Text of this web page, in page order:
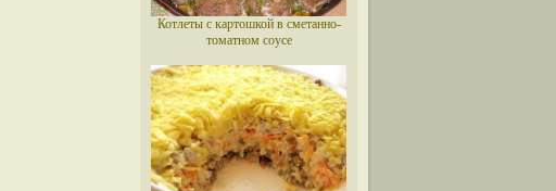
Котлеты с картошкой в сметанно-
томатном соусе